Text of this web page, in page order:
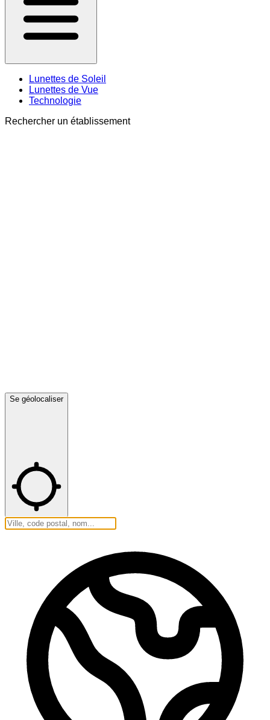
Lunettes de Soleil
Lunettes de Vue
Technologie
Rechercher un établissement
Se géolocaliser